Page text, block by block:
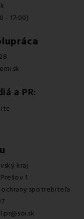
- 17:00)
a PR:
kraj
1
spotrebiteľa